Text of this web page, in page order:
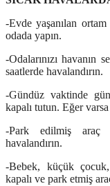
-Evde yaşanılan
odada yapın.
-Odalarınızı havanın
saatlerde havalandırın.
-Gündüz vaktinde
kapalı tutun. Eğer
-Park edilmiş araç
havalandırın.
-Bebek, küçük çocuk,
kapalı ve park etmiş